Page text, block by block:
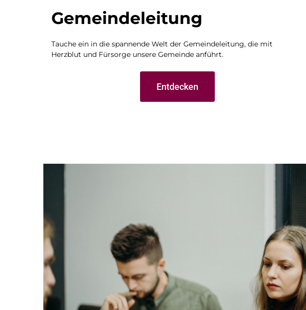
Gemeindeleitung
Tauche ein in die spannende Welt der Gemeindeleitung, die mit
Herzblut und Fürsorge unsere Gemeinde anführt.
Entdecken